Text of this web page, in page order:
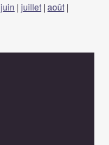
juin | juillet | août |